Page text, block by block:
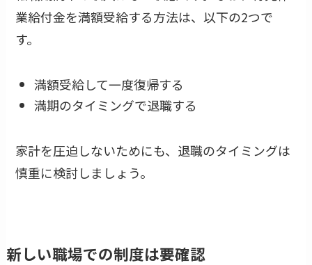
業給付金を満額受給する方法は、以下の2つで
す。
満額受給して一度復帰する
満期のタイミングで退職する
家計を圧迫しないためにも、退職のタイミングは
慎重に検討しましょう。
新しい職場での制度は要確認